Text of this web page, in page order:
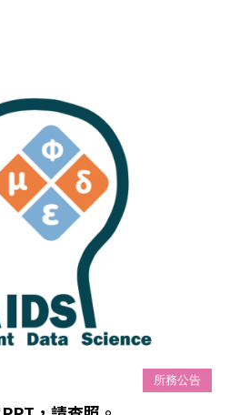
所務公告